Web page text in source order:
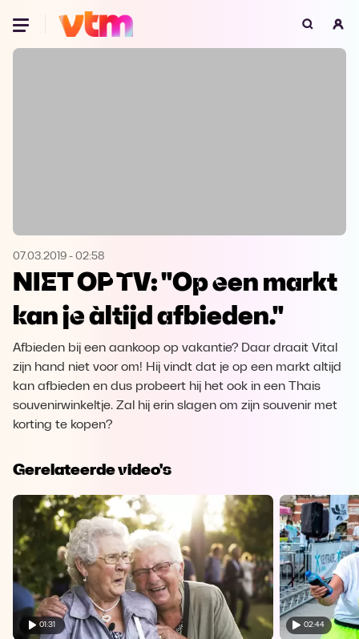
Oeps, browser niet ondersteund
Microsoft Edge Download
Opera Download
07.03.2019 - 02:58
NIET OP TV: "Op een markt
kan je àltijd afbieden."
Afbieden bij een aankoop op vakantie? Daar draait Vital
zijn hand niet voor om! Hij vindt dat je op een markt altijd
kan afbieden en dus probeert hij het ook in een Thais
souvenirwinkeltje. Zal hij erin slagen om zijn souvenir met
korting te kopen?
Gerelateerde video's
01:31 02:44